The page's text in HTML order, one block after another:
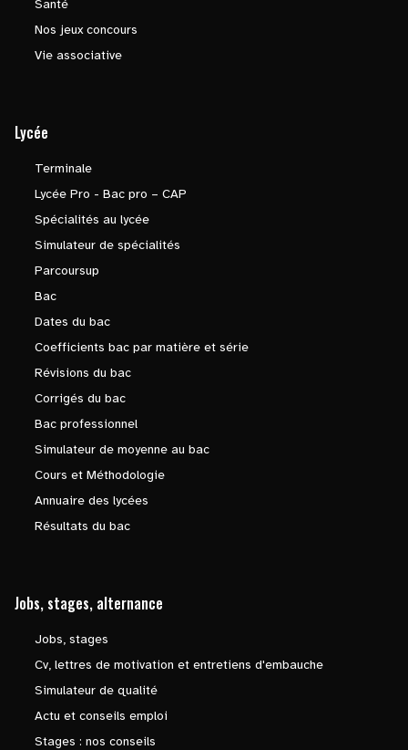
Santé
Nos jeux concours
Vie associative
Lycée
Terminale
Lycée Pro - Bac pro – CAP
Spécialités au lycée
Simulateur de spécialités
Parcoursup
Bac
Dates du bac
Coefficients bac par matière et série
Révisions du bac
Corrigés du bac
Bac professionnel
Simulateur de moyenne au bac
Cours et Méthodologie
Annuaire des lycées
Résultats du bac
Jobs, stages, alternance
Jobs, stages
Cv, lettres de motivation et entretiens d'embauche
Simulateur de qualité
Actu et conseils emploi
Stages : nos conseils